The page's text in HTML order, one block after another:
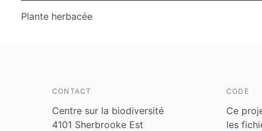
Plante herbacée
CONTACT
Centre sur la biodiversité
4101 Sherbrooke Est
CODE
Ce
les